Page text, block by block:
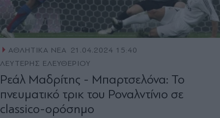
ΑΘΛΗΤΙΚΑ ΝΕΑ
21.04.2024 15:40
ΛΕΥΤΕΡΗΣ ΕΛΕΥΘΕΡΙΟΥ
Ρεάλ Μαδρίτης - Μπαρτσελόνα: Το
πνευματικό τρικ του Ροναλντίνιο σε
classico-ορόσημο